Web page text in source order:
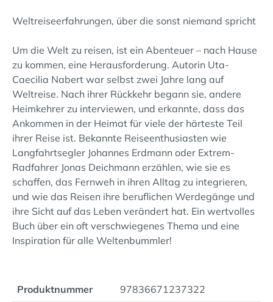
Weltreiseerfahrungen, über die sonst niemand spricht
Um die Welt zu reisen, ist ein Abenteuer – nach Hause
zu kommen, eine Herausforderung. Autorin Uta-
Caecilia Nabert war selbst zwei Jahre lang auf
Weltreise. Nach ihrer Rückkehr begann sie, andere
Heimkehrer zu interviewen, und erkannte, dass das
Ankommen in der Heimat für viele der härteste Teil
ihrer Reise ist. Bekannte Reiseenthusiasten wie
Langfahrtsegler Johannes Erdmann oder Extrem-
Radfahrer Jonas Deichmann erzählen, wie sie es
schaffen, das Fernweh in ihren Alltag zu integrieren,
und wie das Reisen ihre beruflichen Werdegänge und
ihre Sicht auf das Leben verändert hat. Ein wertvolles
Buch über ein oft verschwiegenes Thema und eine
Inspiration für alle Weltenbummler!
Produktnummer 97836671237322